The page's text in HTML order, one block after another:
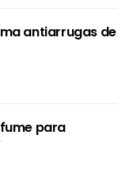
antiarrugas de
para